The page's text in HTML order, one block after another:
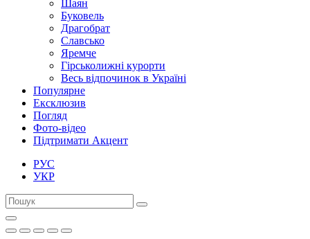
Шаян
Буковель
Драгобрат
Славсько
Яремче
Гірськолижні курорти
Весь відпочинок в Україні
Популярне
Ексклюзив
Погляд
Фото-відео
Підтримати Акцент
РУС
УКР